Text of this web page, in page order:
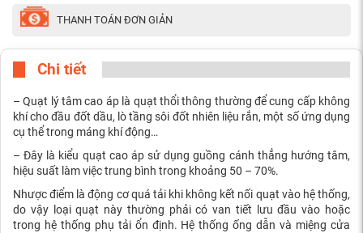
THANH TOÁN ĐƠN GIẢN
Chi tiết
– Quạt lý tâm cao áp là quạt thổi thông thường để cung cấp không
khí cho đầu đốt dầu, lò tầng sôi đốt nhiên liệu rắn, một số ứng dụng
cụ thể trong máng khí động…
– Đây là kiểu quạt cao áp sử dụng guồng cánh thẳng hướng tâm,
hiệu suất làm việc trung bình trong khoảng 50 – 70%.
Nhược điểm là động cơ quá tải khi không kết nối quạt vào hệ thống,
do vậy loại quạt này thường phải có van tiết lưu đầu vào hoặc
trong hệ thống phụ tải ổn định. Hệ thống ống dẫn và miệng cửa